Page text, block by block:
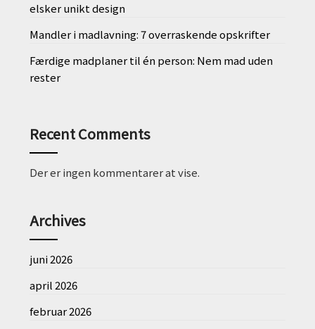
elsker unikt design
Mandler i madlavning: 7 overraskende opskrifter
Færdige madplaner til én person: Nem mad uden
rester
Recent Comments
Der er ingen kommentarer at vise.
Archives
juni 2026
april 2026
februar 2026